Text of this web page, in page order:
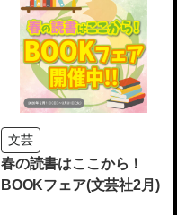
文芸
春の読書はここから！
BOOKフェア(文芸社2月)